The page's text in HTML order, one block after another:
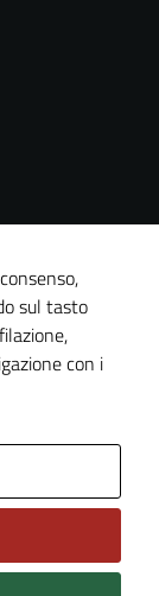
sul tasto
con i
e